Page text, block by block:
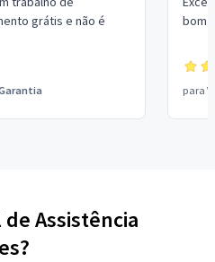
grátis e não é
bom
para
Assistência